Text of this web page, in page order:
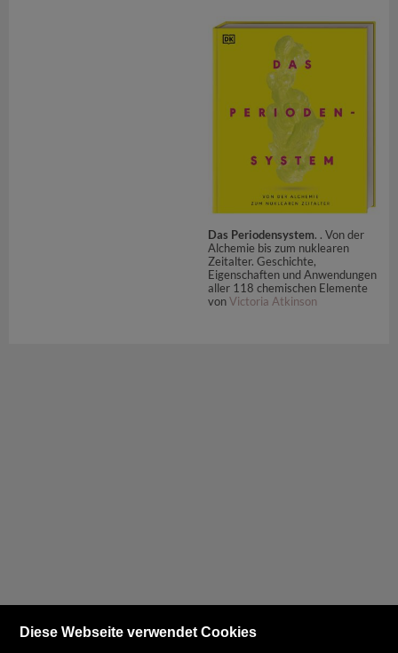
Das Periodensystem. . Von der
Alchemie bis zum nuklearen
Zeitalter. Geschichte,
Eigenschaften und Anwendungen
aller 118 chemischen Elemente
vonVictoria Atkinson
Diese Webseite verwendet Cookies